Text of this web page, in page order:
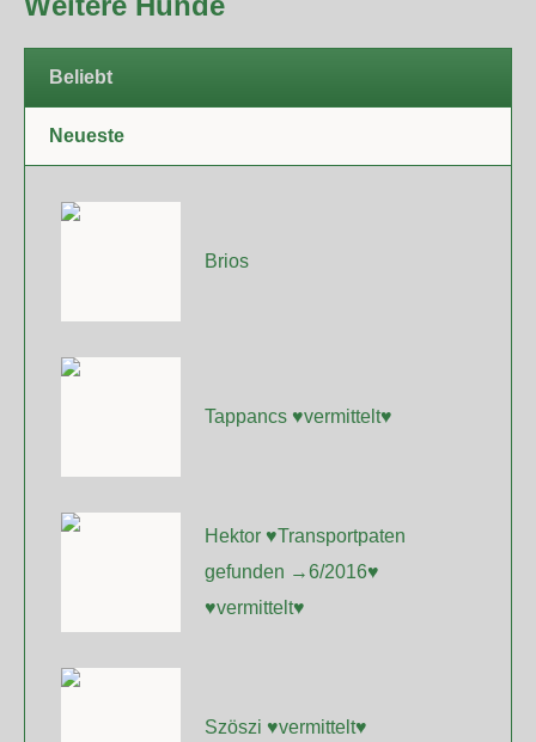
Beliebt
Neueste
Brios
Tappancs ♥vermittelt♥
Hektor ♥Transportpaten
gefunden →6/2016♥
♥vermittelt♥
Szöszi ♥vermittelt♥